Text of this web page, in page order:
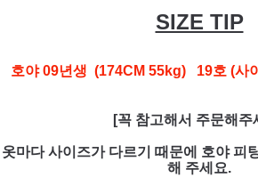
SIZE TIP
호야 09년생 (174CM 55kg) 19호 (사
[꼭 참고해서 주문해주
옷마다 사이즈가 다르기 때문에 호야 피
해 주세요.